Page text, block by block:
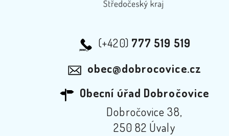
(+420) 777 519 519
obec@dobrocovice.cz
Obecní úřad Dobročovice
Dobročovice 38,
250 82 Úvaly